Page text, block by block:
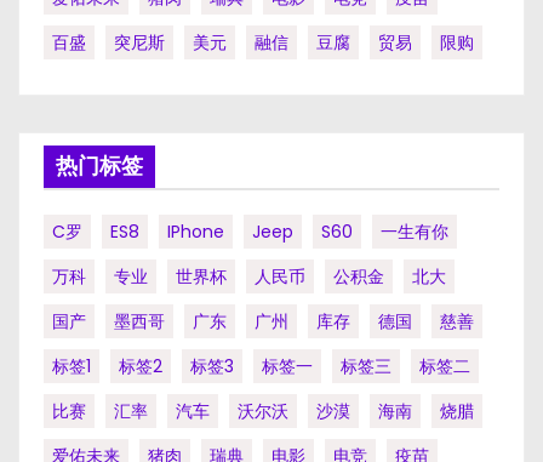
百盛
突尼斯 美元 融信 豆腐 贸易 限购
热门标签
C罗 ES8 IPhone Jeep S60
一生有你
万科
专业 世界杯 人民币 公积金
北大
国产
墨西哥 广东 广州 库存 德国
慈善
标签1
标签2 标签3 标签一 标签三
标签二
比赛
汇率 汽车 沃尔沃 沙漠 海南
烧腊
爱佑未来
猪肉 瑞典 电影 电竞
疫苗